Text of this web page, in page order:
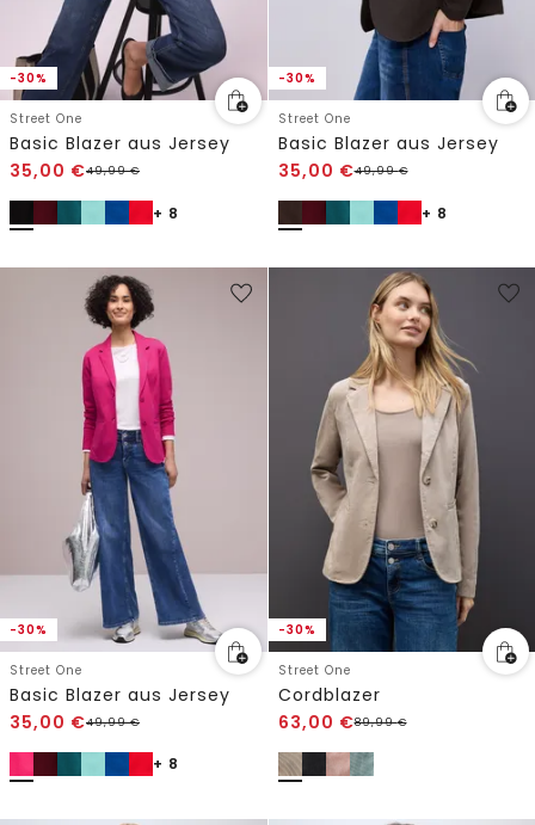
-30%
Street One
Basic Blazer aus Jersey
35,00 €49,99€
+ 8
-30%
Street One
Basic Blazer aus Jersey
35,00 €49,99€
+ 8
-30%
Street One
Basic Blazer aus Jersey
35,00 €49,99€
+ 8
-30%
Street One
Cordblazer
63,00 €89,99€